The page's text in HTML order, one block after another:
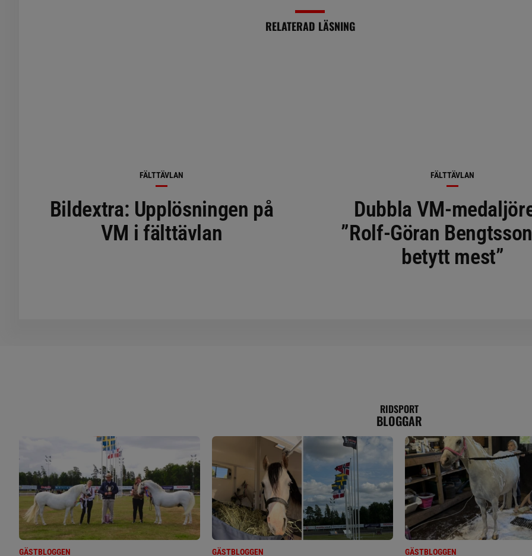
RELATERAD LÄSNING
FÄLTTÄVLAN
Bildextra: Upplösningen på
VM i fälttävlan
FÄLTTÄVLAN
Dubbla VM-
”Rolf-Göran
betytt mest”
RIDSPORT
BLOGGAR
GÄSTBLOGGEN GÄSTBLOGGEN GÄSTBLOGGEN